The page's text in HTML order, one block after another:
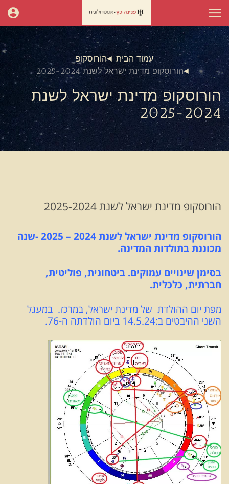
עמוד הבית
הורוסקופ
הורוסקופ מדינת ישראל לשנת 2025-2024
הורוסקופ מדינת ישראל לשנת
2025-2024
הורוסקופ מדינת ישראל לשנת 2025-2024
הורוסקופ מדינת ישראל לשנת 2024 – 2025 -שנה
מכוננת בתולדות המדינה.
בסימן שינויים עמוקים. ביטחונית, פוליטית,
חברתית, כלכלית.
מפת יום ההולדת של מדינת ישראל, במרכז. במעגל
השני ההיבטים ב:14.5.24 ביום הולדתה ה-76.